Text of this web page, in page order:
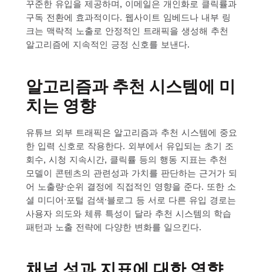
꾸준한 유입을 제공하며, 이메일은 개인화로 클릭률과
구독 전환에 효과적이다. 웹사이트 임베드나 내부 링
크는 맥락적 노출로 안정적인 트래픽을 생성해 추천
알고리즘에 지속적인 긍정 신호를 보낸다.
알고리즘과 추천 시스템에 미
치는 영향
유튜브 외부 트래픽은 알고리즘과 추천 시스템에 중요
한 입력 신호로 작용한다. 외부에서 유입되는 초기 조
회수, 시청 지속시간, 클릭률 등의 행동 지표는 추천
모델이 콘텐츠의 관련성과 가치를 판단하는 근거가 되
어 노출량·순위 결정에 직접적인 영향을 준다. 또한 소
셜 미디어·포털 검색·블로그 등 서로 다른 유입 경로는
사용자 의도와 체류 특성이 달라 추천 시스템의 학습
패턴과 노출 전략에 다양한 변화를 일으킨다.